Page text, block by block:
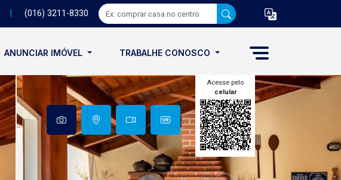
(016) 3211-8330
ANUNCIAR IMÓVEL TRABALHE CONOSCO
Acesse pelo
celular